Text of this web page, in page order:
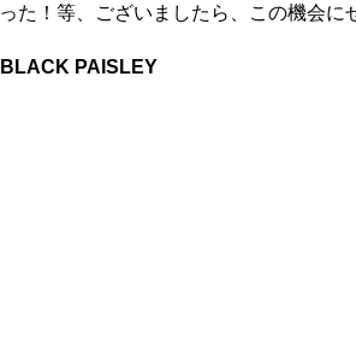
！等、ございましたら、この機会に
PAISLEY